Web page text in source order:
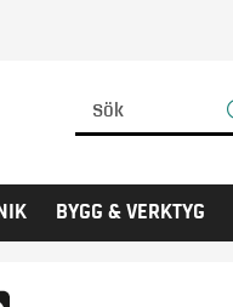
BYGG & VERKTYG